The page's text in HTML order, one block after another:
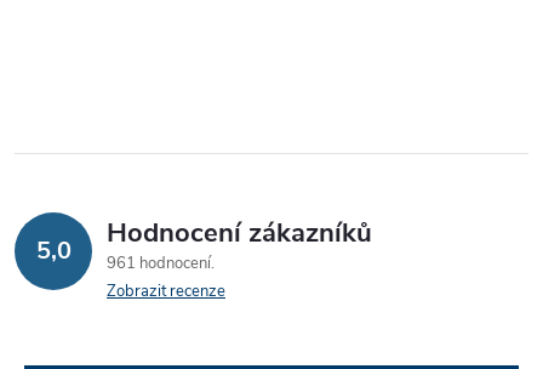
5,0 Hodnocení zákazníků
961 hodnocení
Zobrazit recenze